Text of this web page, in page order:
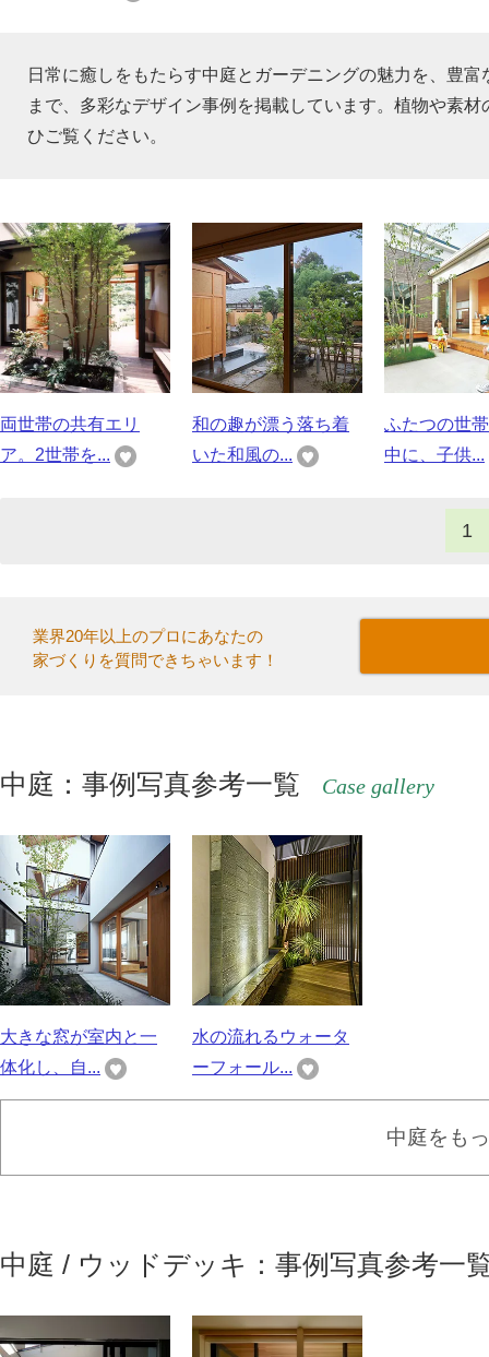
日常に癒しをもたらす中庭とガーデニングの魅力を、豊
まで、多彩なデザイン事例を掲載しています。植物や素
ひご覧ください。
両世帯の共有エリ
ア。2世帯を...
和の趣が漂う落ち着
いた和風の...
ふたつの世
中に、子供...
1
業界20年以上のプロにあなたの
家づくりを質問できちゃいます！
中庭：事例写真参考一覧 Case gallery
大きな窓が室内と一
体化し、自...
水の流れるウォータ
ーフォール...
中庭をも
中庭 / ウッドデッキ：事例写真参考一